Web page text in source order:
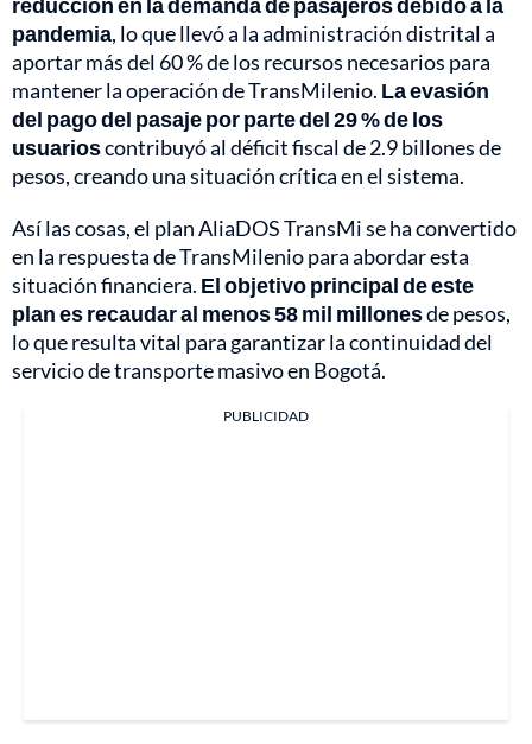
pandemia, lo que llevó a la administración distrital a
aportar más del 60 % de los recursos necesarios para
mantener la operación de TransMilenio. La evasión
del pago del pasaje por parte del 29 % de los
usuarioscontribuyó al déficit fiscal de 2.9 billones de
pesos, creando una situación crítica en el sistema.
Así las cosas, el plan AliaDOS TransMi se ha convertido
en la respuesta de TransMilenio para abordar esta
situación financiera. El objetivo principal de este
plan es recaudar al menos 58 mil millonesde pesos,
lo que resulta vital para garantizar la continuidad del
servicio de transporte masivo en Bogotá.
PUBLICIDAD